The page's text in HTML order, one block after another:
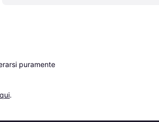
puramente
.